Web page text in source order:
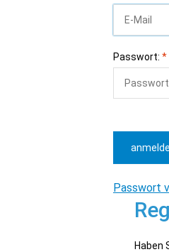
Passwort: *
Passwort
Haben